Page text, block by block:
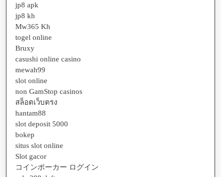
jp8 apk
jp8 kh
Mw365 Kh
togel online
Bruxy
casushi online casino
mewah99
slot online
non GamStop casinos
สล็อตเว็บตรง
hantam88
slot deposit 5000
bokep
situs slot online
Slot gacor
コインポーカー ログイン